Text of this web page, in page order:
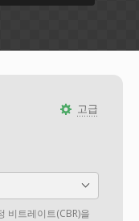
고급
비트레이트(CBR)을